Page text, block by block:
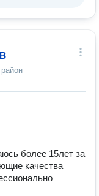
более 15лет за
качества